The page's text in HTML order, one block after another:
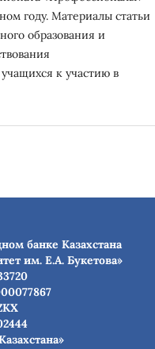
году. Материалы статьи
образования и
к участию в
банке Казахстана
им. Е.А. Букетова»